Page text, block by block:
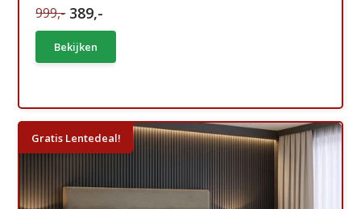
999,- 389,-
Bekijken
Gratis Lentedeal!